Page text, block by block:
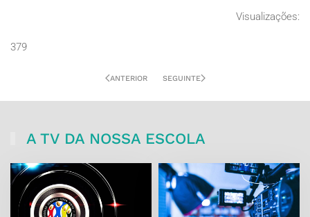
Visualizações:
379
ANTERIOR SEGUINTE
A TV DA NOSSA ESCOLA